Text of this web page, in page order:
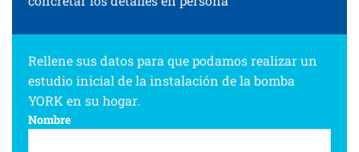
Rellene sus datos para que podamos realizar un
estudio inicial de la instalación de la bomba
YORK en su hogar.
Nombre